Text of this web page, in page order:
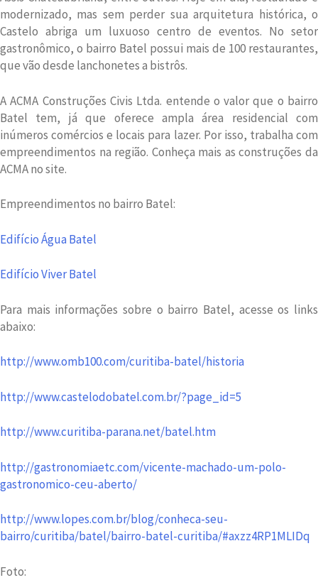
modernizado, mas sem perder sua arquitetura histórica, o
Castelo abriga um luxuoso centro de eventos. No setor
gastronômico, o bairro Batel possui mais de 100 restaurantes,
que vão desde lanchonetes a bistrôs.
A ACMA Construções Civis Ltda. entende o valor que o bairro
Batel tem, já que oferece ampla área residencial com
inúmeros comércios e locais para lazer. Por isso, trabalha com
empreendimentos na região. Conheça mais as construções da
ACMA no site.
Empreendimentos no bairro Batel:
Edifício Água Batel
Edifício Viver Batel
Para mais informações sobre o bairro Batel, acesse os links
abaixo:
http://www.omb100.com/curitiba-batel/historia
http://www.castelodobatel.com.br/?page_id=5
http://www.curitiba-parana.net/batel.htm
http://gastronomiaetc.com/vicente-machado-um-polo-
gastronomico-ceu-aberto/
http://www.lopes.com.br/blog/conheca-seu-
bairro/curitiba/batel/bairro-batel-curitiba/#axzz4RP1MLIDq
Foto: